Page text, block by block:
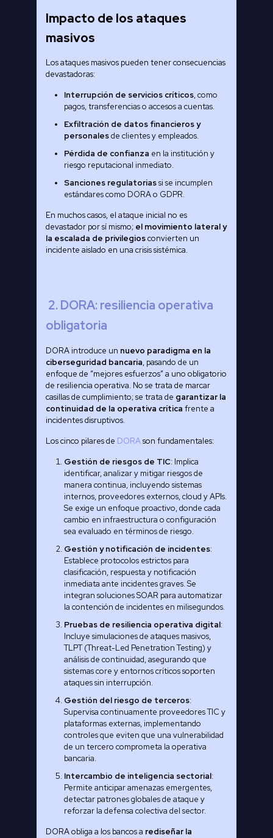
Impacto de los ataques
masivos
Los ataques masivos pueden tener consecuencias
devastadoras:
Interrupción de servicios críticos, como
pagos, transferencias o accesos a cuentas.
Exfiltración de datos financieros y
personalesde clientes y empleados.
Pérdida de confianza en la institución y
riesgo reputacional inmediato.
Sanciones regulatoriassi se incumplen
estándares como DORA o GDPR.
En muchos casos, el ataque inicial no es
devastador por sí mismo; el movimiento lateral y
la escalada de privilegiosconvierten un
incidente aislado en una crisis sistémica.
2. DORA: resiliencia operativa
obligatoria
DORA introduce un nuevo paradigma en la
ciberseguridad bancaria, pasando de un
enfoque de “mejores esfuerzos” a uno obligatorio
de resiliencia operativa. No se trata de marcar
casillas de cumplimiento; se trata de garantizar la
continuidad de la operativa crítica frente a
incidentes disruptivos.
Los cinco pilares de DORAson fundamentales:
Gestión de riesgos de TIC: Implica
identificar, analizar y mitigar riesgos de
manera continua, incluyendo sistemas
internos, proveedores externos, cloud y APIs.
Se exige un enfoque proactivo, donde cada
cambio en infraestructura o configuración
sea evaluado en términos de riesgo.
Gestión y notificación de incidentes:
Establece protocolos estrictos para
clasificación, respuesta y notificación
inmediata ante incidentes graves. Se
integran soluciones SOAR para automatizar
la contención de incidentes en milisegundos.
Pruebas de resiliencia operativa digital:
Incluye simulaciones de ataques masivos,
TLPT (Threat-Led Penetration Testing) y
análisis de continuidad, asegurando que
sistemas core y entornos críticos soporten
ataques sin interrupción.
Gestión del riesgo de terceros:
Supervisa continuamente proveedores TIC y
plataformas externas, implementando
controles que eviten que una vulnerabilidad
de un tercero comprometa la operativa
bancaria.
Intercambio de inteligencia sectorial:
Permite anticipar amenazas emergentes,
detectar patrones globales de ataque y
reforzar la defensa colectiva del sector.
DORA obliga a los bancos a rediseñar la